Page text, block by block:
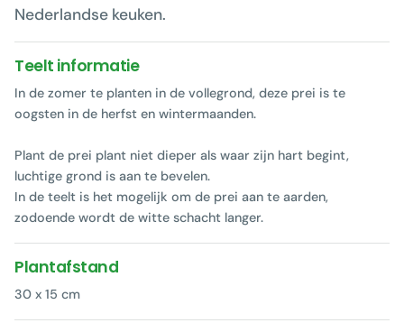
Nederlandse keuken.
Teelt informatie
In de zomer te planten in de vollegrond, deze prei is te
oogsten in de herfst en wintermaanden.
Plant de prei plant niet dieper als waar zijn hart begint,
luchtige grond is aan te bevelen.
In de teelt is het mogelijk om de prei aan te aarden,
zodoende wordt de witte schacht langer.
Plantafstand
30 x 15 cm